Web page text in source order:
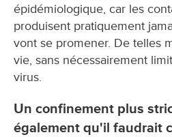
épidémiologique, car les
produisent pratiquement
vont se promener. De telles
vie, sans nécessairement
virus.
Un confinement plus
également qu'il faudrait